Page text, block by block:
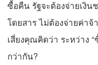
ซื้อคืน รัฐจะต้องจ่ายเงิน
โดยสาร ไม่ต้องจ่ายค่าจ้
เสี่ยงคุณคิดว่า ระหว่าง
กว่ากัน?